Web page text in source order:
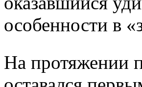
особенности в
На протяжении